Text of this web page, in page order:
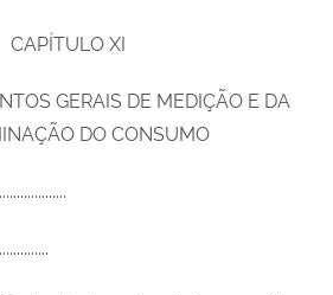
CAPÍTULO XI
GERAIS DE MEDIÇÃO E DA
DO CONSUMO